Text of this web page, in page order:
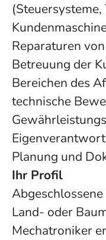
Reparaturen
Betreuung der
Bereichen des
technische
Planung und
Ihr Profil
Land- oder
Mechatroniker